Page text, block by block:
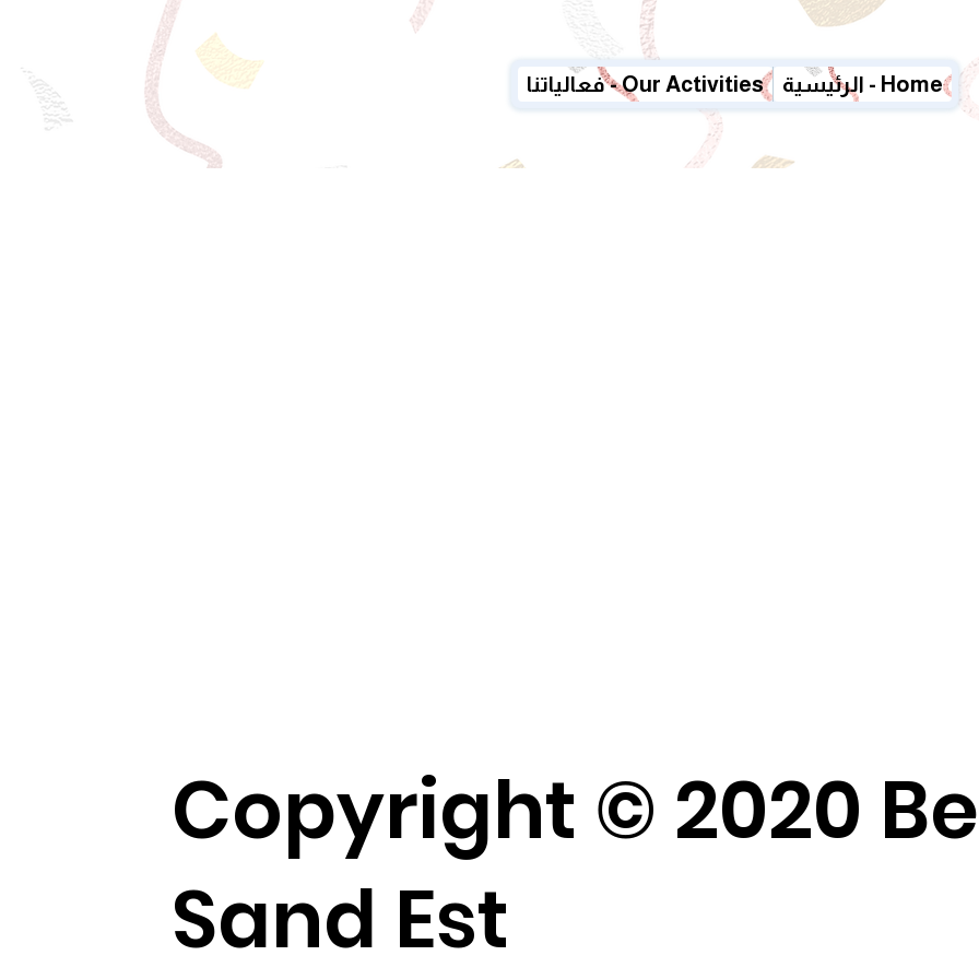
فعالياتنا - Our Activities الرئيسية - Home
Copyright © 2020
Sand Est